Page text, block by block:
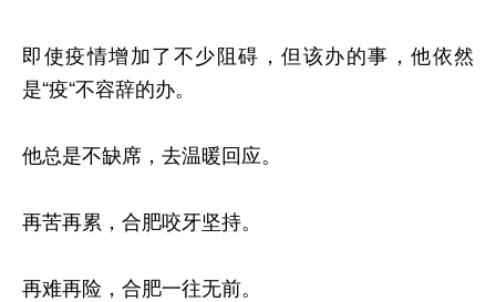
即使疫情增加了不少阻碍，但该办的事，他依然
是“疫“不容辞的办。
他总是不缺席，去温暖回应。
再苦再累，合肥咬牙坚持。
再难再险，合肥一往无前。